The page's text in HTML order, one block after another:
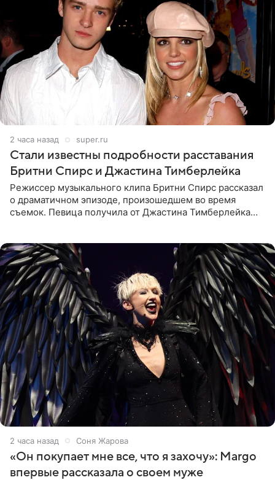
2 часа назад super.ru
Стали известны подробности расставания
Бритни Спирс и Джастина Тимберлейка
Режиссер музыкального клипа Бритни Спирс рассказал
о драматичном эпизоде, произошедшем во время
съемок. Певица получила от Джастина Тимберлейка
2 часа назад Соня Жарова
«Он покупает мне все, что я захочу»: Margo
впервые рассказала о своем муже